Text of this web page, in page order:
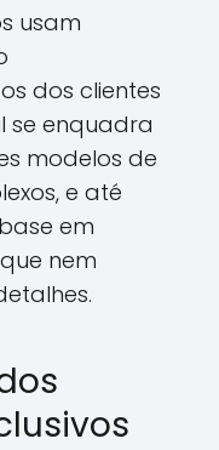
usam
dos clientes
se enquadra
modelos de
e até
em
nem